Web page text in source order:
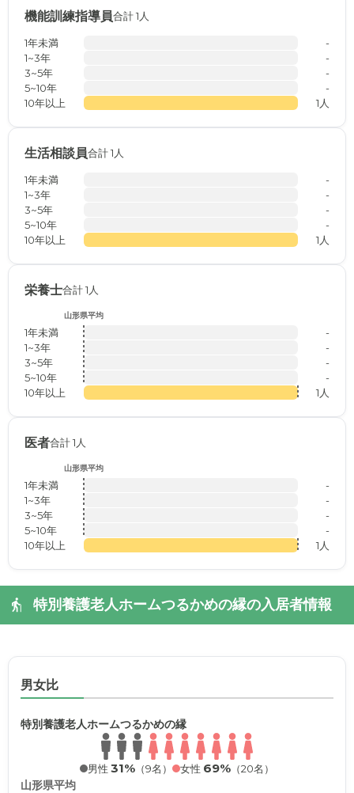
機能訓練指導員合計 1人
1年未満
-
1~3年
-
3~5年
-
5~10年
-
10年以上
1人
生活相談員合計 1人
1年未満
-
1~3年
-
3~5年
-
5~10年
-
10年以上
1人
栄養士合計 1人
山形県平均
1年未満
-
1~3年
-
3~5年
-
5~10年
-
10年以上
1人
医者合計 1人
山形県平均
1年未満
-
1~3年
-
3~5年
-
5~10年
-
10年以上
1人
特別養護老人ホームつるかめの縁の入居者情報
男女比
特別養護老人ホームつるかめの縁
男性 31% （9名） 女性 69% （20名）
山形県平均